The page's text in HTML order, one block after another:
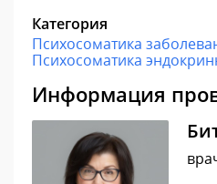
Категория
Психосоматика
Психосоматика
Информация